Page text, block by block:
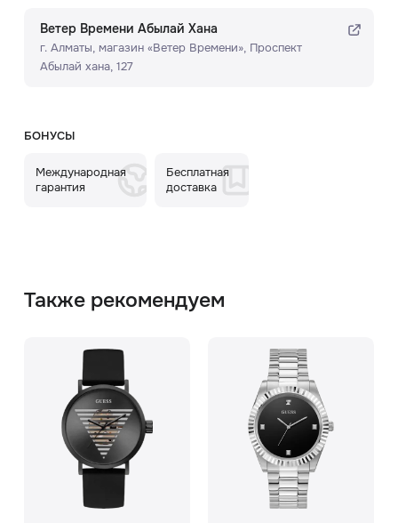
Ветер Времени Абылай Хана
г. Алматы, ​магазин «Ветер Времени»​, Проспект
Абылай хана, 127
БОНУСЫ
Международная
гарантия
Бесплатная
доставка
Также рекомендуем